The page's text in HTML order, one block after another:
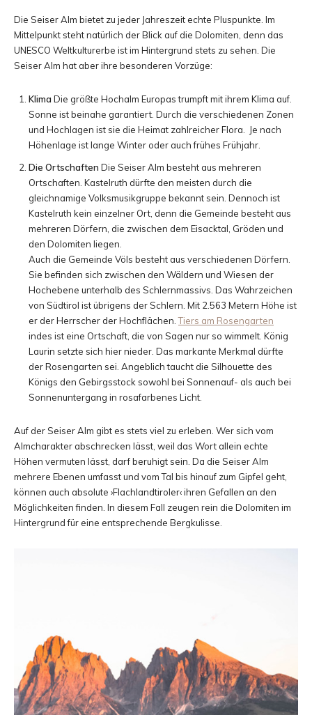
aus
aller
Welt
Die Seiser Alm bietet zu jeder Jahreszeit echte Pluspunkte. Im
Mittelpunkt steht natürlich der Blick auf die Dolomiten, denn das
UNESCO Weltkulturerbe ist im Hintergrund stets zu sehen. Die
Seiser Alm hat aber ihre besonderen Vorzüge:
Klima Die größte Hochalm Europas trumpft mit ihrem Klima auf.
Sonne ist beinahe garantiert. Durch die verschiedenen Zonen
und Hochlagen ist sie die Heimat zahlreicher Flora. Je nach
Höhenlage ist lange Winter oder auch frühes Frühjahr.
Die Ortschaften Die Seiser Alm besteht aus mehreren
Ortschaften. Kastelruth dürfte den meisten durch die
gleichnamige Volksmusikgruppe bekannt sein. Dennoch ist
Kastelruth kein einzelner Ort, denn die Gemeinde besteht aus
mehreren Dörfern, die zwischen dem Eisacktal, Gröden und
den Dolomiten liegen.
Auch die Gemeinde Völs besteht aus verschiedenen Dörfern.
Sie befinden sich zwischen den Wäldern und Wiesen der
Hochebene unterhalb des Schlernmassivs. Das Wahrzeichen
von Südtirol ist übrigens der Schlern. Mit 2.563 Metern Höhe ist
er der Herrscher der Hochflächen.Tiers am Rosengarten
indes ist eine Ortschaft, die von Sagen nur so wimmelt. König
Laurin setzte sich hier nieder. Das markante Merkmal dürfte
der Rosengarten sei. Angeblich taucht die Silhouette des
Königs den Gebirgsstock sowohl bei Sonnenauf- als auch bei
Sonnenuntergang in rosafarbenes Licht.
Auf der Seiser Alm gibt es stets viel zu erleben. Wer sich vom
Almcharakter abschrecken lässt, weil das Wort allein echte
Höhen vermuten lässt, darf beruhigt sein. Da die Seiser Alm
mehrere Ebenen umfasst und vom Tal bis hinauf zum Gipfel geht,
können auch absolute ›Flachlandtiroler‹ ihren Gefallen an den
Möglichkeiten finden. In diesem Fall zeugen rein die Dolomiten im
Hintergrund für eine entsprechende Bergkulisse.